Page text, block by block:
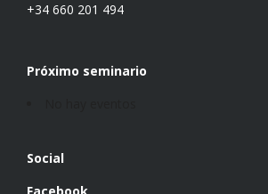
+34 660 201 494
Próximo seminario
Social